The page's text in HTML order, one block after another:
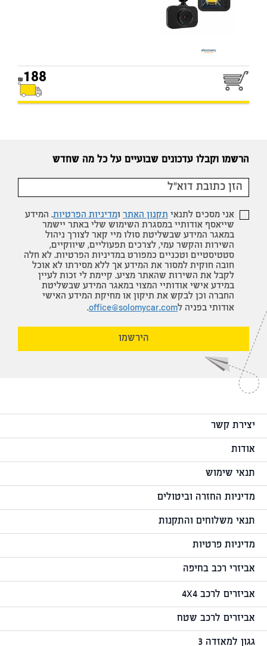
188
הרשמו וקבלו עדכונים שבועיים על כל מה שחדש
אני מסכים לתנאי תקנון האתר ומדיניות הפרטיות. המידע
שייאסף אודותיי במסגרת השימוש שלי באתר יישמר
במאגר המידע שבשליטת סולו מיי קאר לצורך ניהול
השירות והקשר עמי, לצרכים תפעוליים, שיווקיים,
סטטיסטיים וטכניים כמפורט במדיניות הפרטיות. לא חלה
חובה חוקית למסור את המידע אך ללא מסירתו לא אוכל
לקבל את השירות שהאתר מציע. קיימת לי זכות לעיין
במידע אישי אודותיי המצוי במאגר המידע שבשליטת
החברה וכן לבקש את תיקון או מחיקת המידע האישי
אודותי בפניה לoffice@solomycar.com
.
הירשמו
יצירת קשר
אודות
תנאי שימוש
מדיניות החזרה וביטולים
תנאי משלוחים והתקנות
מדיניות פרטיות
אביזרי רכב בחיפה
אביזרים לרכב 4X4
אביזרים לרכב שטח
גגון למאזדה 3